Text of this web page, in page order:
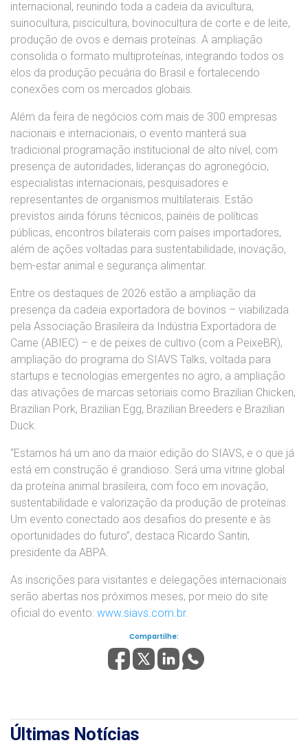
internacional, reunindo toda a cadeia da avicultura,
suinocultura, piscicultura, bovinocultura de corte e de leite,
produção de ovos e demais proteínas. A ampliação
consolida o formato multiproteínas, integrando todos os
elos da produção pecuária do Brasil e fortalecendo
conexões com os mercados globais.
Além da feira de negócios com mais de 300 empresas
nacionais e internacionais, o evento manterá sua
tradicional programação institucional de alto nível, com
presença de autoridades, lideranças do agronegócio,
especialistas internacionais, pesquisadores e
representantes de organismos multilaterais. Estão
previstos ainda fóruns técnicos, painéis de políticas
públicas, encontros bilaterais com países importadores,
além de ações voltadas para sustentabilidade, inovação,
bem-estar animal e segurança alimentar.
Entre os destaques de 2026 estão a ampliação da
presença da cadeia exportadora de bovinos – viabilizada
pela Associação Brasileira da Indústria Exportadora de
Carne (ABIEC) – e de peixes de cultivo (com a PeixeBR),
ampliação do programa do SIAVS Talks, voltada para
startups e tecnologias emergentes no agro, a ampliação
das ativações de marcas setoriais como Brazilian Chicken,
Brazilian Pork, Brazilian Egg, Brazilian Breeders e Brazilian
Duck.
“Estamos há um ano da maior edição do SIAVS, e o que já
está em construção é grandioso. Será uma vitrine global
da proteína animal brasileira, com foco em inovação,
sustentabilidade e valorização da produção de proteínas.
Um evento conectado aos desafios do presente e às
oportunidades do futuro”, destaca Ricardo Santin,
presidente da ABPA.
As inscrições para visitantes e delegações internacionais
serão abertas nos próximos meses, por meio do site
oficial do evento: www.siavs.com.br.
Compartilhe:
Últimas Notícias